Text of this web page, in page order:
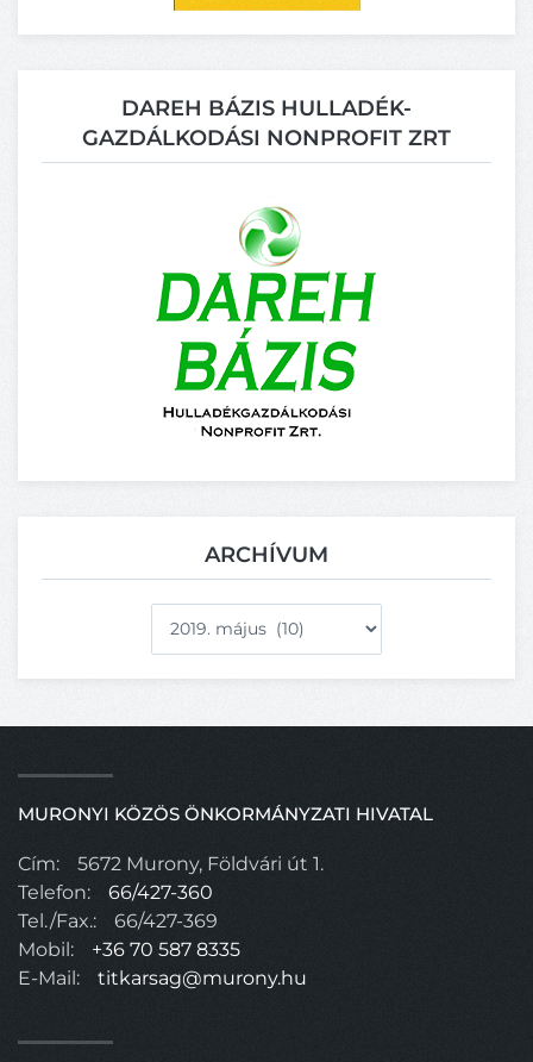
DAREH BÁZIS HULLADÉK-
GAZDÁLKODÁSI NONPROFIT ZRT
ARCHÍVUM
MURONYI KÖZÖS ÖNKORMÁNYZATI HIVATAL
Cím:
5672 Murony, Földvári út 1.
Telefon:
66/427-360
Tel./Fax.:
66/427-369
Mobil:
+36 70 587 8335
E-Mail:
titkarsag@murony.hu